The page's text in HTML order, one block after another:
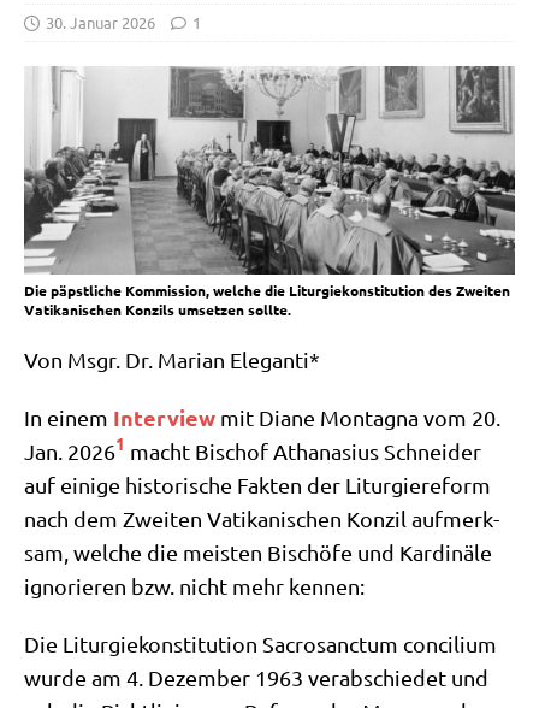
30. Januar 2026 1
Die päpstliche Kommission, welche die Liturgiekonstitution des Zweiten
Vatikanischen Konzils umsetzen sollte.
Von Msgr. Dr. Mari­an Eleganti*
In einem Inter­view mit Dia­ne Mon­tagna vom 20.
Jan. 20261 macht Bischof Atha­na­si­us Schnei­der
auf eini­ge histo­ri­sche Fak­ten der Lit­ur­gie­re­form
nach dem Zwei­ten Vati­ka­ni­schen Kon­zil auf­merk­
sam, wel­che die mei­sten Bischö­fe und Kar­di­nä­le
igno­rie­ren bzw. nicht mehr kennen:
Die Lit­ur­gie­kon­sti­tu­ti­on Sacro­sanc­tum con­ci­li­um
wur­de am 4. Dezem­ber 1963 ver­ab­schie­det und